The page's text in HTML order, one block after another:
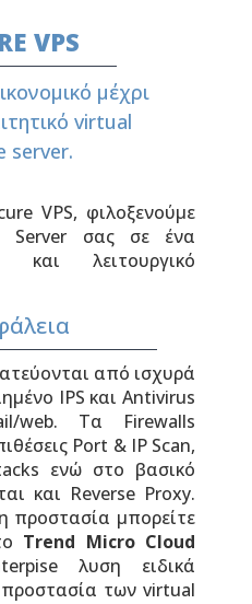
VPS
μέχρι
virtual
server.
VPS, φιλοξενούμε
Server σας σε ένα
λειτουργικό
από ισχυρά
IPS και Antivirus
web. Τα Firewalls
Port & IP Scan,
ενώ στο βασικό
και Reverse Proxy.
προστασία μπορείτε
Trend Micro Cloud
λυση ειδικά
των virtual